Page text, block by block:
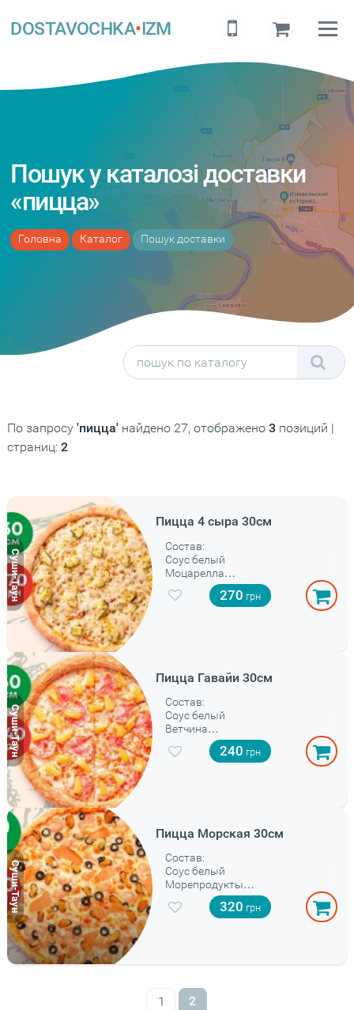
DOSTAVOCHKA•IZM
Пошук у каталозі доставки
«пицца»
Головна Каталог Пошук доставки
По запросу 'пицца' найдено 27, отображено 3позиций |
страниц: 2
Пицца 4 сыра 30см
Состав:
Соус белый
Моцарелла
Гауда
270
Пицца Гавайи 30см
Состав:
Соус белый
Ветчина
Моцарелла240
Пицца Морская 30см
Состав:
Соус белый
Морепродукты
Маслины
Пармезан
320
1 2